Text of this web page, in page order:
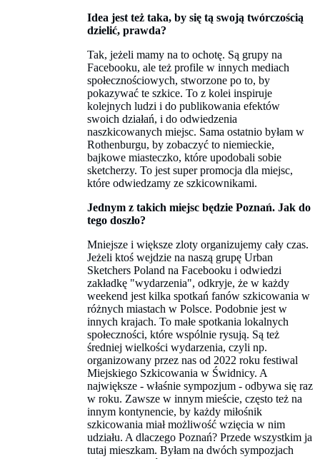
Idea jest też taka, by się tą swoją twórczością
dzielić, prawda?
Tak, jeżeli mamy na to ochotę. Są grupy na
Facebooku, ale też profile w innych mediach
społecznościowych, stworzone po to, by
pokazywać te szkice. To z kolei inspiruje
kolejnych ludzi i do publikowania efektów
swoich działań, i do odwiedzenia
naszkicowanych miejsc. Sama ostatnio byłam w
Rothenburgu, by zobaczyć to niemieckie,
bajkowe miasteczko, które upodobali sobie
sketcherzy. To jest super promocja dla miejsc,
które odwiedzamy ze szkicownikami.
Jednym z takich miejsc będzie Poznań. Jak do
tego doszło?
Mniejsze i większe zloty organizujemy cały czas.
Jeżeli ktoś wejdzie na naszą grupę Urban
Sketchers Poland na Facebooku i odwiedzi
zakładkę "wydarzenia", odkryje, że w każdy
weekend jest kilka spotkań fanów szkicowania w
różnych miastach w Polsce. Podobnie jest w
innych krajach. To małe spotkania lokalnych
społeczności, które wspólnie rysują. Są też
średniej wielkości wydarzenia, czyli np.
organizowany przez nas od 2022 roku festiwal
Miejskiego Szkicowania w Świdnicy. A
największe - właśnie sympozjum - odbywa się raz
w roku. Zawsze w innym mieście, często też na
innym kontynencie, by każdy miłośnik
szkicowania miał możliwość wzięcia w nim
udziału. A dlaczego Poznań? Przede wszystkim ja
tutaj mieszkam. Byłam na dwóch sympozjach